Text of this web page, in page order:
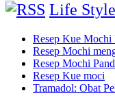
Life Style
Resep Kue Mochi
Resep Mochi
Resep Mochi
Resep Kue moci
Tramadol: Obat